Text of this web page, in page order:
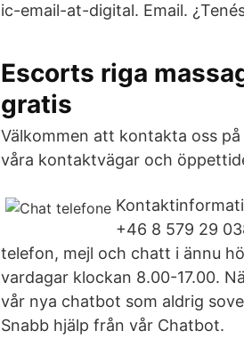
ic-email-at-digital. Email.
Escorts riga
gratis
Välkommen att kontakta oss
våra kontaktvägar och
+46 8 579 29
telefon, mejl och chatt i ännu
vardagar klockan 8.00-17.00.
vår nya chatbot som aldrig
Snabb hjälp från vår Chatbot.